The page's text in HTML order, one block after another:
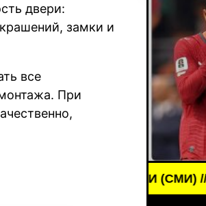
двери:
замки и
все
При
/// НОВОСТИ (СМИ) ///